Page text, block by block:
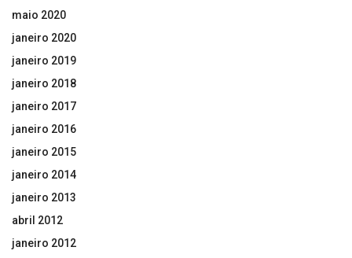
maio 2020
janeiro 2020
janeiro 2019
janeiro 2018
janeiro 2017
janeiro 2016
janeiro 2015
janeiro 2014
janeiro 2013
abril 2012
janeiro 2012